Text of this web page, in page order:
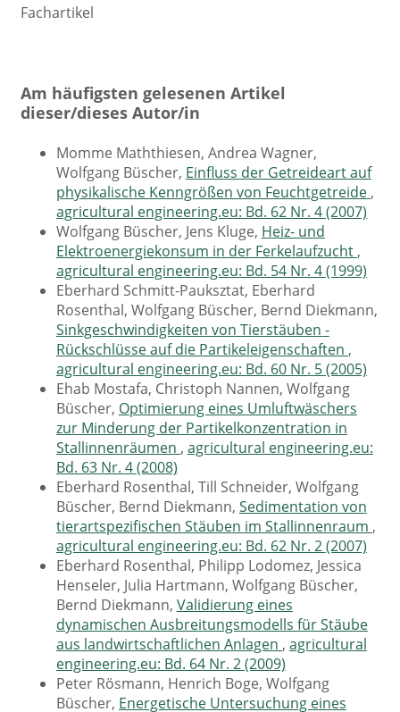
Fachartikel
Am häufigsten gelesenen Artikel
dieser/dieses Autor/in
Momme Maththiesen, Andrea Wagner,
Wolfgang Büscher, Einfluss der Getreideart auf
physikalische Kenngrößen von Feuchtgetreide ,
agricultural engineering.eu: Bd. 62 Nr. 4 (2007)
Wolfgang Büscher, Jens Kluge, Heiz- und
Elektroenergiekonsum in der Ferkelaufzucht ,
agricultural engineering.eu: Bd. 54 Nr. 4 (1999)
Eberhard Schmitt-Pauksztat, Eberhard
Rosenthal, Wolfgang Büscher, Bernd Diekmann,
Sinkgeschwindigkeiten von Tierstäuben -
Rückschlüsse auf die Partikeleigenschaften ,
agricultural engineering.eu: Bd. 60 Nr. 5 (2005)
Ehab Mostafa, Christoph Nannen, Wolfgang
Büscher, Optimierung eines Umluftwäschers
zur Minderung der Partikelkonzentration in
Stallinnenräumen , agricultural engineering.eu:
Bd. 63 Nr. 4 (2008)
Eberhard Rosenthal, Till Schneider, Wolfgang
Büscher, Bernd Diekmann, Sedimentation von
tierartspezifischen Stäuben im Stallinnenraum ,
agricultural engineering.eu: Bd. 62 Nr. 2 (2007)
Eberhard Rosenthal, Philipp Lodomez, Jessica
Henseler, Julia Hartmann, Wolfgang Büscher,
Bernd Diekmann, Validierung eines
dynamischen Ausbreitungsmodells für Stäube
aus landwirtschaftlichen Anlagen , agricultural
engineering.eu: Bd. 64 Nr. 2 (2009)
Peter Rösmann, Henrich Boge, Wolfgang
Büscher, Energetische Untersuchung eines